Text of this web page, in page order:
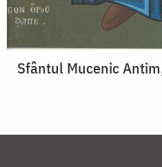
Sfântul Mucenic